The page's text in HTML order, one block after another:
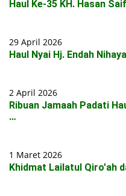
Haul Ke-35 KH. Hasan
29 April 2026
Haul Nyai Hj. Endah
2 April 2026
Ribuan Jamaah Padati
…
1 Maret 2026
Khidmat Lailatul Qiro’ah